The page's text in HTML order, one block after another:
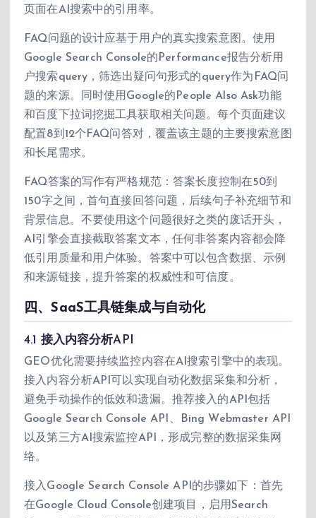
页面在AI搜索中的引用率。
FAQ问题的设计应基于用户的真实搜索意图。使用
Google Search Console的Performance报告分析用
户搜索query，筛选出疑问句形式的query作为FAQ问
题的来源。同时使用Google的People Also Ask功能
和百度下拉词挖掘工具获取相关问题。每个页面建议
配置8到12个FAQ问答对，覆盖该主题的主要搜索意图
和长尾需求。
FAQ答案的写作有严格规范：答案长度控制在50到
150字之间，首句直接回答问题，后续句子补充细节和
背景信息。不要使用这个问题很好之类的废话开头，
AI引擎会直接截取答案文本，任何非答案内容都会降
低引用质量和用户体验。答案中可以包含数据、示例
和来源链接，提升答案的权威性和可信度。
四、SaaS工具链集成与自动化
4.1 接入内容分析API
GEO优化需要持续监控内容在AI搜索引擎中的表现。
接入内容分析API可以实现自动化数据采集和分析，
避免手动操作的低效和遗漏。推荐接入的API包括
Google Search Console API、Bing Webmaster API
以及第三方AI搜索监控API，形成完整的数据采集网
络。
接入Google Search Console API的步骤如下：首先
在Google Cloud Console创建项目，启用Search